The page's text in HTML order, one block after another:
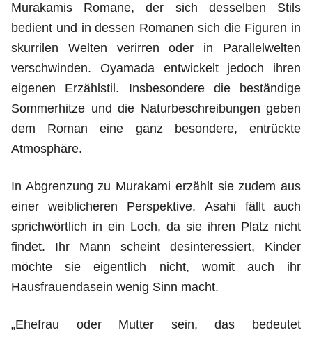
Murakamis Romane, der sich desselben Stils
bedient und in dessen Romanen sich die Figuren in
skurrilen Welten verirren oder in Parallelwelten
verschwinden. Oyamada entwickelt jedoch ihren
eigenen Erzählstil. Insbesondere die beständige
Sommerhitze und die Naturbeschreibungen geben
dem Roman eine ganz besondere, entrückte
Atmosphäre.
In Abgrenzung zu Murakami erzählt sie zudem aus
einer weiblicheren Perspektive. Asahi fällt auch
sprichwörtlich in ein Loch, da sie ihren Platz nicht
findet. Ihr Mann scheint desinteressiert, Kinder
möchte sie eigentlich nicht, womit auch ihr
Hausfrauendasein wenig Sinn macht.
„Ehefrau oder Mutter sein, das bedeutet